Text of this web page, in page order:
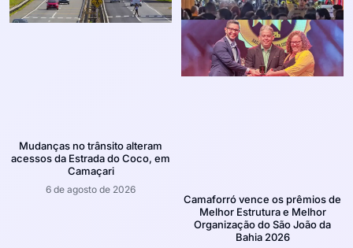
Mudanças no trânsito alteram
acessos da Estrada do Coco, em
Camaçari
6 de agosto de 2026
Camaforró vence os prêmios de
Melhor Estrutura e Melhor
Organização do São João da
Bahia 2026